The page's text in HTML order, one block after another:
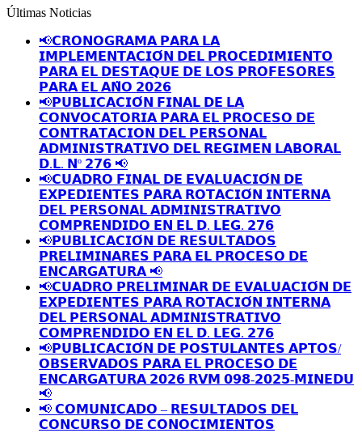
Últimas Noticias
📢𝗖𝗥𝗢𝗡𝗢𝗚𝗥𝗔𝗠𝗔 𝗣𝗔𝗥𝗔 𝗟𝗔
𝗜𝗠𝗣𝗟𝗘𝗠𝗘𝗡𝗧𝗔𝗖𝗜𝗢́𝗡 𝗗𝗘𝗟 𝗣𝗥𝗢𝗖𝗘𝗗𝗜𝗠𝗜𝗘𝗡𝗧𝗢
𝗣𝗔𝗥𝗔 𝗘𝗟 𝗗𝗘𝗦𝗧𝗔𝗤𝗨𝗘 𝗗𝗘 𝗟𝗢𝗦 𝗣𝗥𝗢𝗙𝗘𝗦𝗢𝗥𝗘𝗦
𝗣𝗔𝗥𝗔 𝗘𝗟 𝗔𝗡̃𝗢 𝟮𝟬𝟮𝟲
📢𝗣𝗨𝗕𝗟𝗜𝗖𝗔𝗖𝗜𝗢́𝗡 𝗙𝗜𝗡𝗔𝗟 𝗗𝗘 𝗟𝗔
𝗖𝗢𝗡𝗩𝗢𝗖𝗔𝗧𝗢𝗥𝗜𝗔 𝗣𝗔𝗥𝗔 𝗘𝗟 𝗣𝗥𝗢𝗖𝗘𝗦𝗢 𝗗𝗘
𝗖𝗢𝗡𝗧𝗥𝗔𝗧𝗔𝗖𝗜𝗢𝗡 𝗗𝗘𝗟 𝗣𝗘𝗥𝗦𝗢𝗡𝗔𝗟
𝗔𝗗𝗠𝗜𝗡𝗜𝗦𝗧𝗥𝗔𝗧𝗜𝗩𝗢 𝗗𝗘𝗟 𝗥𝗘𝗚𝗜𝗠𝗘𝗡 𝗟𝗔𝗕𝗢𝗥𝗔𝗟
𝗗.𝗟. 𝗡º 𝟮𝟳𝟲 📢
📢𝗖𝗨𝗔𝗗𝗥𝗢 𝗙𝗜𝗡𝗔𝗟 𝗗𝗘 𝗘𝗩𝗔𝗟𝗨𝗔𝗖𝗜𝗢́𝗡 𝗗𝗘
𝗘𝗫𝗣𝗘𝗗𝗜𝗘𝗡𝗧𝗘𝗦 𝗣𝗔𝗥𝗔 𝗥𝗢𝗧𝗔𝗖𝗜𝗢́𝗡 𝗜𝗡𝗧𝗘𝗥𝗡𝗔
𝗗𝗘𝗟 𝗣𝗘𝗥𝗦𝗢𝗡𝗔𝗟 𝗔𝗗𝗠𝗜𝗡𝗜𝗦𝗧𝗥𝗔𝗧𝗜𝗩𝗢
𝗖𝗢𝗠𝗣𝗥𝗘𝗡𝗗𝗜𝗗𝗢 𝗘𝗡 𝗘𝗟 𝗗. 𝗟𝗘𝗚. 𝟮𝟳𝟲
📢𝗣𝗨𝗕𝗟𝗜𝗖𝗔𝗖𝗜𝗢́𝗡 𝗗𝗘 𝗥𝗘𝗦𝗨𝗟𝗧𝗔𝗗𝗢𝗦
𝗣𝗥𝗘𝗟𝗜𝗠𝗜𝗡𝗔𝗥𝗘𝗦 𝗣𝗔𝗥𝗔 𝗘𝗟 𝗣𝗥𝗢𝗖𝗘𝗦𝗢 𝗗𝗘
𝗘𝗡𝗖𝗔𝗥𝗚𝗔𝗧𝗨𝗥𝗔 📢
📢𝗖𝗨𝗔𝗗𝗥𝗢 𝗣𝗥𝗘𝗟𝗜𝗠𝗜𝗡𝗔𝗥 𝗗𝗘 𝗘𝗩𝗔𝗟𝗨𝗔𝗖𝗜𝗢́𝗡 𝗗𝗘
𝗘𝗫𝗣𝗘𝗗𝗜𝗘𝗡𝗧𝗘𝗦 𝗣𝗔𝗥𝗔 𝗥𝗢𝗧𝗔𝗖𝗜𝗢́𝗡 𝗜𝗡𝗧𝗘𝗥𝗡𝗔
𝗗𝗘𝗟 𝗣𝗘𝗥𝗦𝗢𝗡𝗔𝗟 𝗔𝗗𝗠𝗜𝗡𝗜𝗦𝗧𝗥𝗔𝗧𝗜𝗩𝗢
𝗖𝗢𝗠𝗣𝗥𝗘𝗡𝗗𝗜𝗗𝗢 𝗘𝗡 𝗘𝗟 𝗗. 𝗟𝗘𝗚. 𝟮𝟳𝟲
📢𝗣𝗨𝗕𝗟𝗜𝗖𝗔𝗖𝗜𝗢́𝗡 𝗗𝗘 𝗣𝗢𝗦𝗧𝗨𝗟𝗔𝗡𝗧𝗘𝗦 𝗔𝗣𝗧𝗢𝗦/
𝗢𝗕𝗦𝗘𝗥𝗩𝗔𝗗𝗢𝗦 𝗣𝗔𝗥𝗔 𝗘𝗟 𝗣𝗥𝗢𝗖𝗘𝗦𝗢 𝗗𝗘
𝗘𝗡𝗖𝗔𝗥𝗚𝗔𝗧𝗨𝗥𝗔 𝟮𝟬𝟮𝟲 𝗥𝗩𝗠 𝟬𝟵𝟴-𝟮𝟬𝟮𝟱-𝗠𝗜𝗡𝗘𝗗𝗨
📢
📢 𝗖𝗢𝗠𝗨𝗡𝗜𝗖𝗔𝗗𝗢 – 𝗥𝗘𝗦𝗨𝗟𝗧𝗔𝗗𝗢𝗦 𝗗𝗘𝗟
𝗖𝗢𝗡𝗖𝗨𝗥𝗦𝗢 𝗗𝗘 𝗖𝗢𝗡𝗢𝗖𝗜𝗠𝗜𝗘𝗡𝗧𝗢𝗦